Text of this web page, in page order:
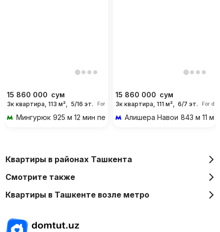
15 860 000 сум
3к квартира, 113 м², 5/16 эт. For days
Мингурюк 925 м 12 мин пешком
15 860 000 сум
3к квартира, 111 м², 6/7 эт. For
Алишера Навои 843 м 11
Квартиры в районах Ташкента
Смотрите также
Квартиры в Ташкенте возле метро